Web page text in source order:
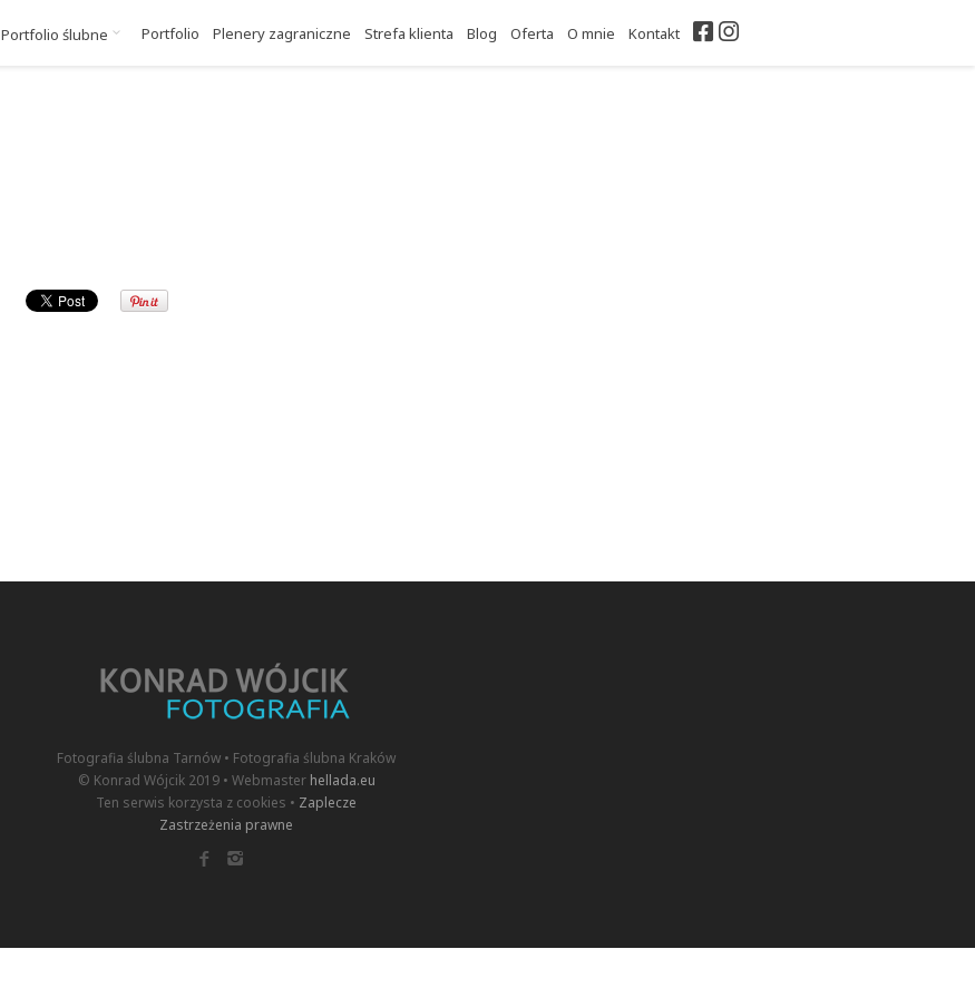
Portfolio ślubne Portfolio Plenery zagraniczne Strefa klienta Blog Oferta O mnie Kontakt Facebook
Instagram
Fotografia ślubna Tarnów • Fotografia ślubna Kraków
© Konrad Wójcik 2019 • Webmaster hellada.eu
Ten serwis korzysta z cookies • Zaplecze
Zastrzeżenia prawne